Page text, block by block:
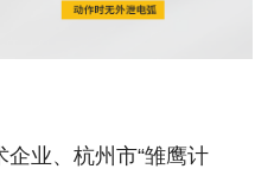
业、杭州市“雏鹰计